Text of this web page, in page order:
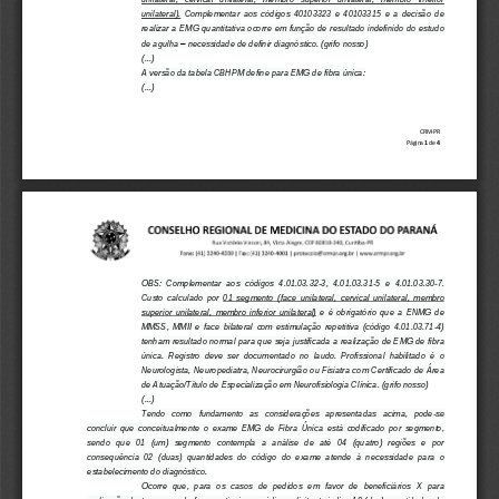
CRM-PR
Página 1de 4
unilateral). Complementar  aos  códigos  40103323  e  40103315  e  a  decisão  de
realizar a EMG quantitativa ocorre em função de resultado indefinido do  estudo
de agulha – necessidade de definir diagnóstico. (grifo nosso)
(...)
A versão da tabela CBHPM define para EMG de fibra única:
(...)
OBS:  Complementar  aos  códigos  4.01.03.32-3,  4.01.03.31-5  e  4.01.03.30-7.
Custo  calculado  por 01  segmento  (face  unilateral,  cervical  unilateral,  membro
superior  unilateral,  membro  inferior  unilateral) e  é  obrigatório  que  a  ENMG  de
MMSS,  MMII  e  face  bilateral  com  estimulação  repetitiva  (código  4.01.03.71 -4)
tenham resultado normal para que seja justificada a realização de EMG de fibra
única.  Registro  deve  ser  documentado  no  laudo.  Profissional  habilitado  é  o
Neurologista, Neuropediatra, Neurocirurgião ou Fisiatra com Certificado de Área
de Atuação/Título de Especialização em Neurofisiologia Clínica. (grifo nosso)
(...)
Tendo   como   fundamento
as   considerações   apresentadas   acima,   pode-se
concluir  que  conceitualmente  o  exame  EMG  de  Fibra  Única  está  codificado  por  segmento,
sendo   que  01   (um)   segmento  contempla  a   análise  de   até   04   (quatro)   regiões   e  por
consequência  02  (duas)  quantidades  do  código do  exame  atende  à  necessidade  para  o
estabelecimento do diagnóstico.
Ocorre  que,  para  os  casos  de  pedidos  em  favor  de  beneficiários X para